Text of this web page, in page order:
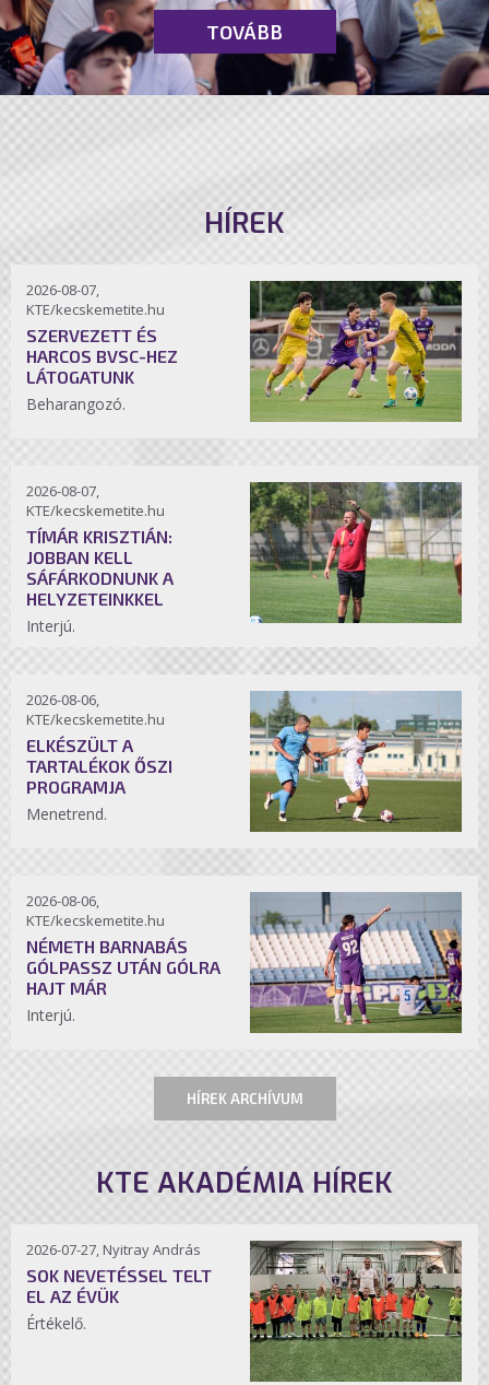
TOVÁBB
HÍREK
2026-08-07,
KTE/kecskemetite.hu
SZERVEZETT ÉS
HARCOS BVSC-HEZ
LÁTOGATUNK
Beharangozó.
2026-08-07,
KTE/kecskemetite.hu
TÍMÁR KRISZTIÁN:
JOBBAN KELL
SÁFÁRKODNUNK A
HELYZETEINKKEL
Interjú.
2026-08-06,
KTE/kecskemetite.hu
ELKÉSZÜLT A
TARTALÉKOK ŐSZI
PROGRAMJA
Menetrend.
2026-08-06,
KTE/kecskemetite.hu
NÉMETH BARNABÁS
GÓLPASSZ UTÁN GÓLRA
HAJT MÁR
Interjú.
HÍREK ARCHÍVUM
KTE AKADÉMIA HÍREK
2026-07-27, Nyitray András
SOK NEVETÉSSEL TELT
EL AZ ÉVÜK
Értékelő.